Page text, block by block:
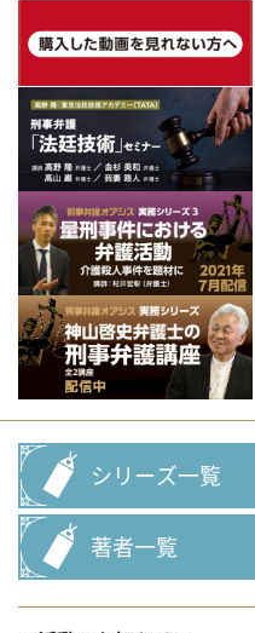
シリーズ一覧
著者一覧